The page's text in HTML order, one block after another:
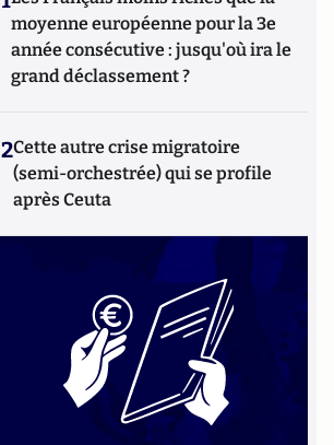
moyenne européenne pour la 3e
année consécutive : jusqu'où ira le
grand déclassement ?
2Cette autre crise migratoire
(semi-orchestrée) qui se profile
après Ceuta